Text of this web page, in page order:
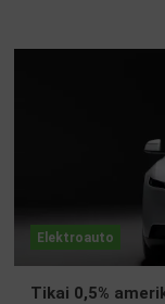
Elektroauto
Tikai 0,5%